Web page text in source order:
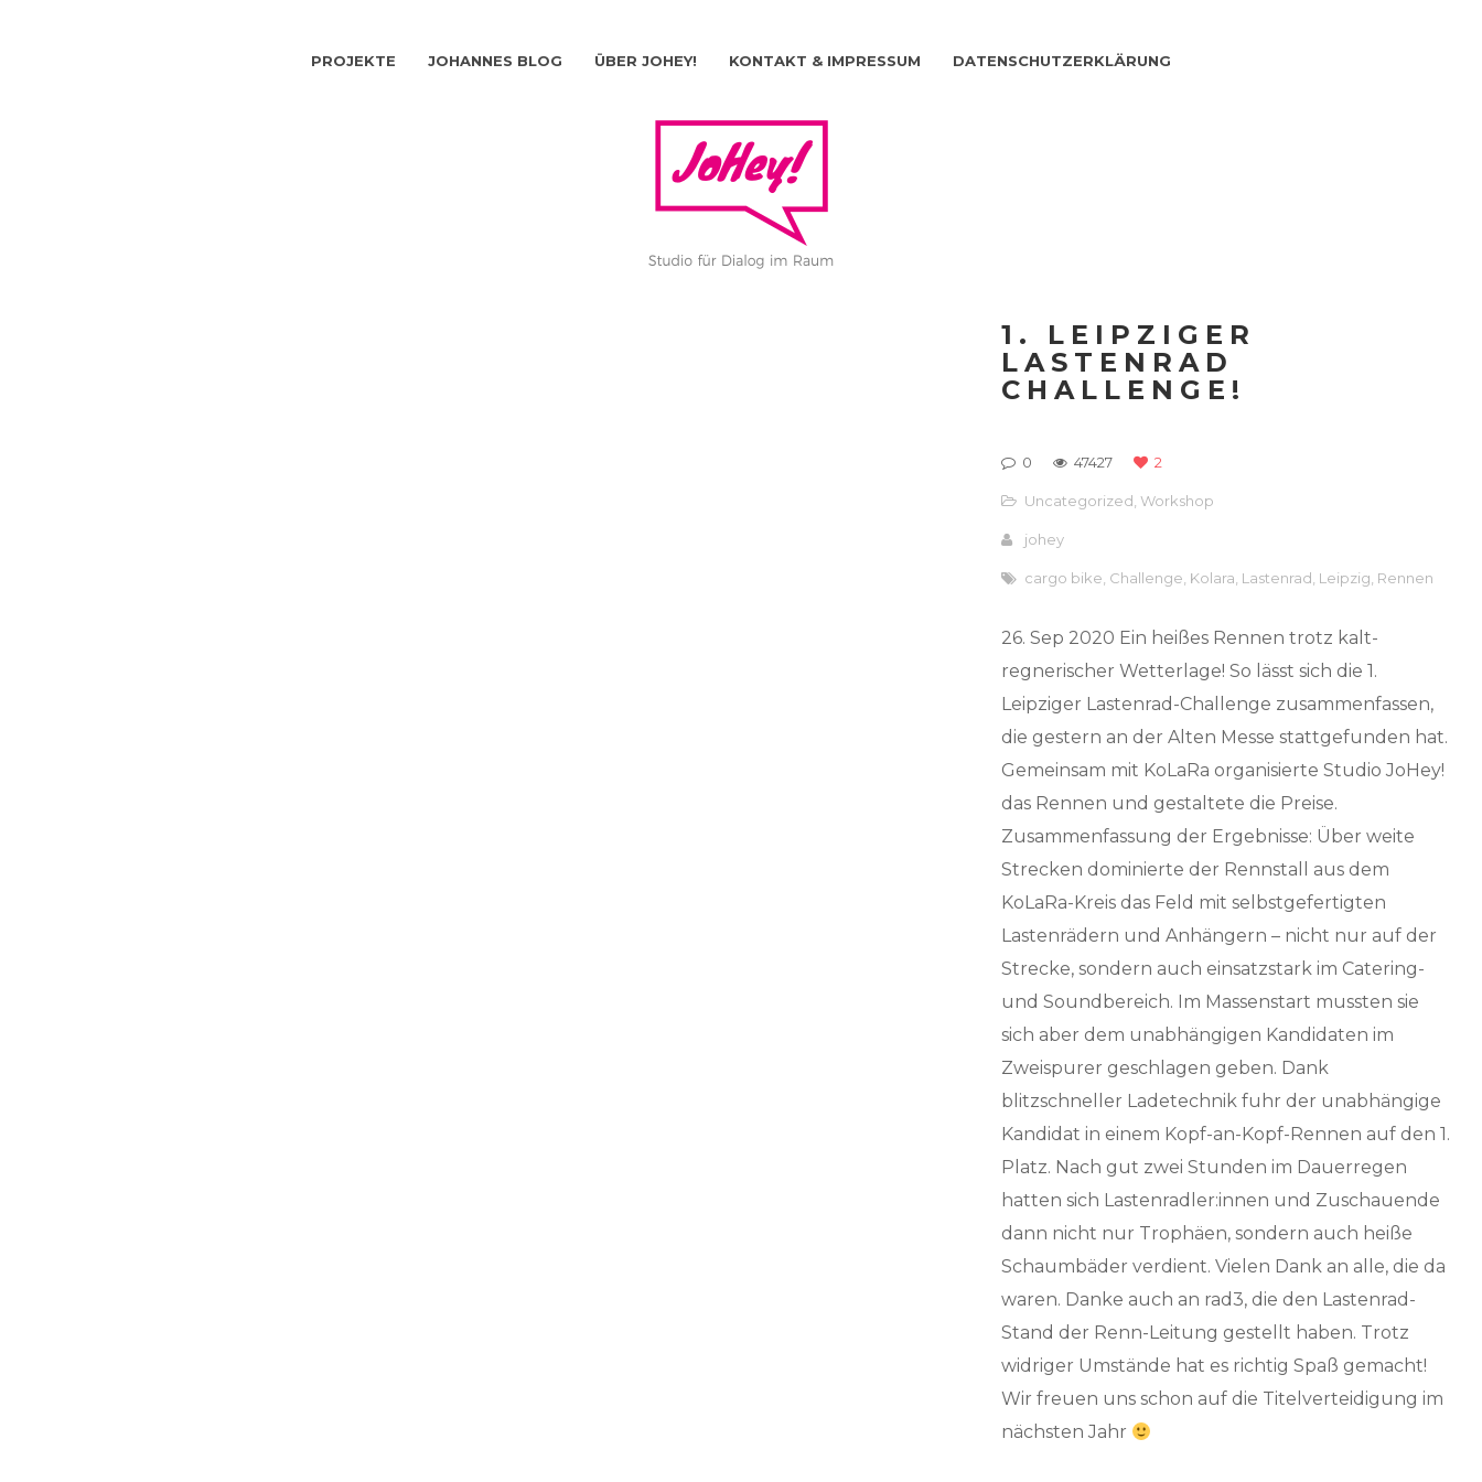
PROJEKTE JOHANNES BLOG ÜBER JOHEY! KONTAKT & IMPRESSUM DATENSCHUTZERKLÄRUNG
1. LEIPZIGER
LASTENRAD
CHALLENGE!
0 47427 2
Uncategorized ,Workshop
johey
cargo bike Challenge Kolara Lastenrad Leipzig Rennen
26. Sep 2020 Ein heißes Rennen trotz kalt-
regnerischer Wetterlage! So lässt sich die 1.
Leipziger Lastenrad-Challenge zusammenfassen,
die gestern an der Alten Messe stattgefunden hat.
Gemeinsam mit KoLaRa organisierte Studio JoHey!
das Rennen und gestaltete die Preise.
Zusammenfassung der Ergebnisse: Über weite
Strecken dominierte der Rennstall aus dem
KoLaRa-Kreis das Feld mit selbstgefertigten
Lastenrädern und Anhängern – nicht nur auf der
Strecke, sondern auch einsatzstark im Catering-
und Soundbereich. Im Massenstart mussten sie
sich aber dem unabhängigen Kandidaten im
Zweispurer geschlagen geben. Dank
blitzschneller Ladetechnik fuhr der unabhängige
Kandidat in einem Kopf-an-Kopf-Rennen auf den 1.
Platz. Nach gut zwei Stunden im Dauerregen
hatten sich Lastenradler:innen und Zuschauende
dann nicht nur Trophäen, sondern auch heiße
Schaumbäder verdient. Vielen Dank an alle, die da
waren. Danke auch an rad3, die den Lastenrad-
Stand der Renn-Leitung gestellt haben. Trotz
widriger Umstände hat es richtig Spaß gemacht!
Wir freuen uns schon auf die Titelverteidigung im
nächsten Jahr